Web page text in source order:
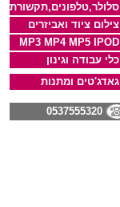
סלולר,טלפונים,תקשורת
צילום ציוד ואביזרים
MP3 MP4 MP5 IPOD
כלי עבודה וגינון
גאדג'טים ומתנות
0537555320